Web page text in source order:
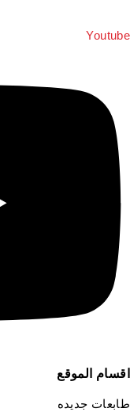
Youtube
اقسام الموقع
طابعات جديده